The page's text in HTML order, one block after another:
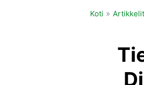
Koti » Artikkelit